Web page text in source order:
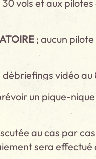
vols et aux
; aucun
vidéo
un pique-
au cas par
sera